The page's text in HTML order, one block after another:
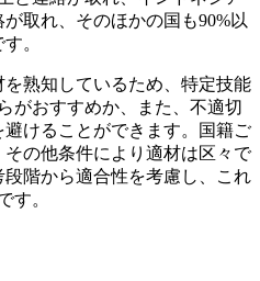
取れ、そのほかの国も90%以
。
熟知しているため、特定技能
がおすすめか、また、不適切
けることができます。国籍ご
の他条件により適材は区々で
階から適合性を考慮し、これ
す。